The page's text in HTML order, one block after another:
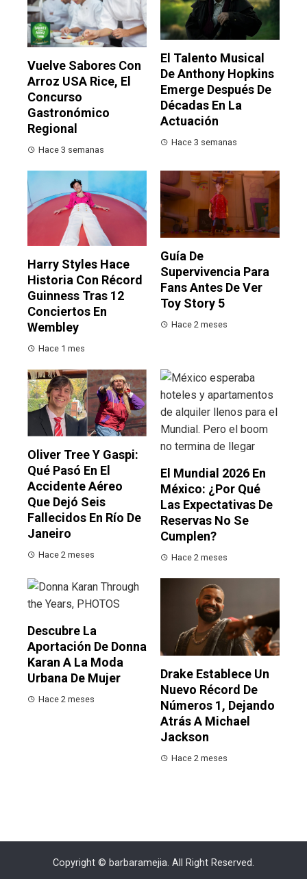
Vuelve Sabores Con
Arroz USA Rice, El
Concurso
Gastronómico
Regional
Hace 3 semanas
El Talento Musical
De Anthony Hopkins
Emerge Después De
Décadas En La
Actuación
Hace 3 semanas
Harry Styles Hace
Historia Con Récord
Guinness Tras 12
Conciertos En
Wembley
Hace 1 mes
Guía De
Supervivencia Para
Fans Antes De Ver
Toy Story 5
Hace 2 meses
Oliver Tree Y Gaspi:
Qué Pasó En El
Accidente Aéreo
Que Dejó Seis
Fallecidos En Río De
Janeiro
Hace 2 meses
El Mundial 2026 En
México: ¿por Qué
Las Expectativas De
Reservas No Se
Cumplen?
Hace 2 meses
Descubre La
Aportación De Donna
Karan A La Moda
Urbana De Mujer
Hace 2 meses
Drake Establece Un
Nuevo Récord De
Números 1, Dejando
Atrás A Michael
Jackson
Hace 2 meses
Copyright © barbaramejia. All Right Reserved.